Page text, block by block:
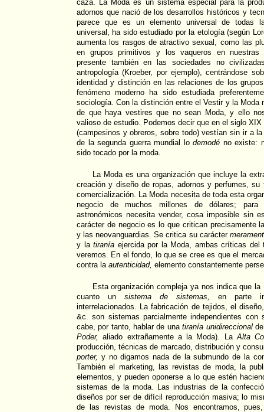
caza. La Moda es un sistema especial para la
adornos que nació de los desarrollos históricos y
parece que es un elemento universal de todas
universal, ha sido estudiado por la etología (según
aumenta los rasgos de atractivo sexual, como las
en grupos primitivos y los vaqueros en nuestras
presente también en las sociedades no
antropología (Kroeber, por ejemplo), centrándose
identidad y distinción en las relaciones de los
fenómeno moderno ha sido estudiada
sociología. Con la distinción entre el Vestir y la Moda
de que haya vestires que no sean Moda, y ello
valioso de estudio. Podemos decir que en el siglo
(campesinos y obreros, sobre todo) vestían sin ir a
de la segunda guerra mundial lodemodé no existe:
sido tocado por la moda.
La Moda es una organización que incluye la
creación y diseño de ropas, adornos y perfumes,
comercialización. La Moda necesita de toda esta
negocio de muchos millones de dólares; para
astronómicos necesita vender, cosa imposible sin
carácter de negocio es lo que critican precisamente
y las neovanguardias. Se critica su carácter
y latiranía ejercida por la Moda, ambas críticas del
veremos. En el fondo, lo que se cree es que el
contra la autenticidad, elemento constantemente
Esta organización compleja ya nos indica que
cuanto un sistema de sistemas,
en parte
interrelacionados. La fabricación de tejidos, el
&c. son sistemas parcialmente independientes con
cabe, por tanto, hablar de unatiranía unidireccionalde
Poder, aliado extrañamente a la Moda). LaAlta
producción, técnicas de marcado, distribución y
porter, y no digamos nada de la submundo de la
También el marketing, las revistas de moda, la
elementos, y pueden oponerse a lo que estén
sistemas de la moda. Las industrias de la
diseños por ser de difícil reproducción masiva; lo
de las revistas de moda. Nos encontramos,